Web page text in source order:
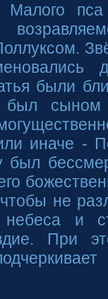
пса
были
был
иначе -
не
и
При